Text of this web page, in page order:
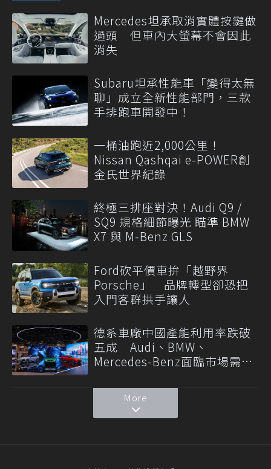
Mercedes坦承取消實體按鍵做
過頭 但車內大螢幕不會因此
消失
Subaru坦承性能車「變得太無
聊」成立全新性能部門，三款
手排跑車開發中！
一桶油跑近2,000公里！
Nissan Qashqai e-POWER創
金氏世界紀錄
終極三排座對決！Audi Q9 /
SQ9 規格細節曝光 瞄準 BMW
X7 與 M-Benz GLS
Ford砍平價車拚「越野界
Porsche」 品牌轉型卻恐把
入門客群拱手讓人
德系車廠中國產能利用率跌破
五成 Audi、BMW、
Mercedes-Benz面臨市場需求
More